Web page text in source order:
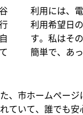
利用には、
利用希望日
す。私はそ
簡単で、あ
、市ホームペー
ていて、誰でも